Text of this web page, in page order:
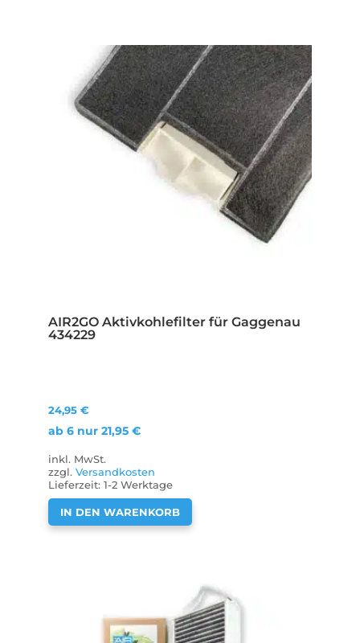
AIR2GO Aktivkohlefilter für Gaggenau
434229
24,95 €
ab 6 nur 21,95 €
inkl. MwSt.
zzgl. Versandkosten
Lieferzeit: 1-2 Werktage
IN DEN WARENKORB